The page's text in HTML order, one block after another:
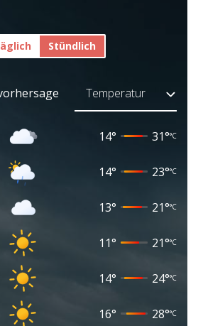
Stündlich
14° 31°°C
14° 23°°C
13° 21°°C
11° 21°°C
14° 24°°C
16° 28°°C